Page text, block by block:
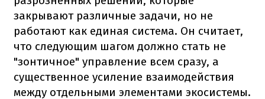
закрывают различные задачи, но не
работают как единая система. Он считает,
что следующим шагом должно стать не
"зонтичное" управление всем сразу, а
существенное усиление взаимодействия
между отдельными элементами экосистемы.